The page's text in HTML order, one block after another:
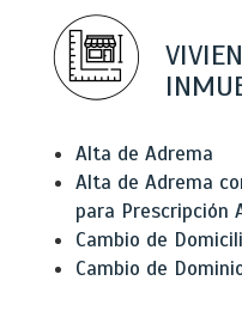
Alta de Adrema
Alta de Adrema
para Prescripción
Cambio de
Cambio de